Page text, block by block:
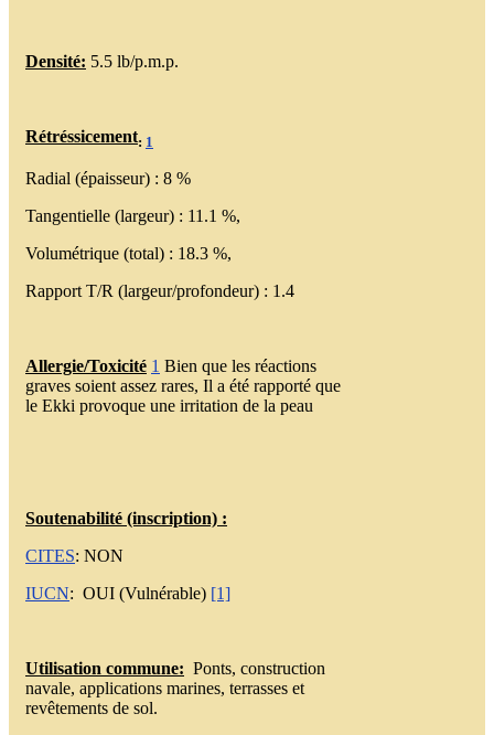
Densité: 5.5 lb/p.m.p.
Rétréssicement: 1
Radial (épaisseur) : 8 %
Tangentielle (largeur) : 11.1 %,
Volumétrique (total) : 18.3 %,
Rapport T/R (largeur/profondeur) : 1.4
Allergie/Toxicité 1 Bien que les réactions
graves soient assez rares, Il a été rapporté que
le Ekki provoque une irritation de la peau
Soutenabilité (inscription) :
CITES: NON
IUCN: OUI (Vulnérable) [1]
Utilisation commune: Ponts, construction
navale, applications marines, terrasses et
revêtements de sol.